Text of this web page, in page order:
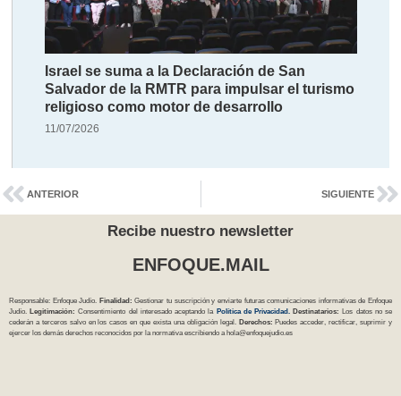
Israel se suma a la Declaración de San
Salvador de la RMTR para impulsar el turismo
religioso como motor de desarrollo
11/07/2026
ANTERIOR SIGUIENTE
Recibe nuestro newsletter
ENFOQUE.MAIL
Responsable: Enfoque Judío. Finalidad: Gestionar tu suscripción y enviarte futuras comunicaciones informativas de Enfoque
Judío.
Legitimación: Consentimiento del interesado aceptando la Política de Privacidad Destinatarios:
Los datos no se
cederán a terceros salvo en los casos en que exista una obligación legal.
Derechos: Puedes acceder, rectificar, suprimir y
ejercer los demás derechos reconocidos por la normativa escribiendo a hola@enfoquejudio.es